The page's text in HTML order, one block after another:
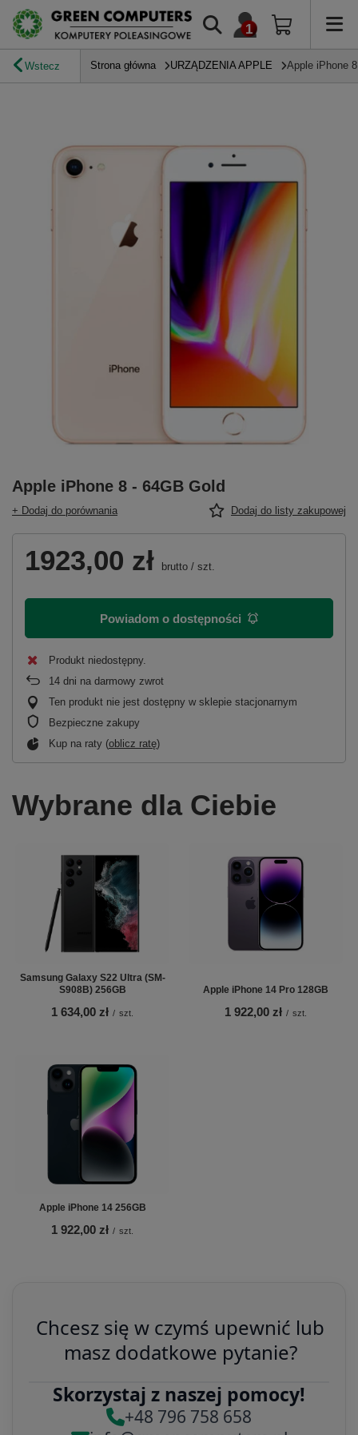
Wstecz Strona główna URZĄDZENIA APPLE Apple iPhone
Apple iPhone 8 - 64GB Gold
+ Dodaj do porównania Dodaj do listy zakupowej
1923,00 zł brutto / szt.
Powiadom o dostępności
Produkt niedostępny
14 dni na darmowy zwrot
Ten produkt nie jest dostępny w sklepie stacjonarnym
Bezpieczne zakupy
Kup na raty (oblicz ratę)
Wybrane dla Ciebie
Samsung Galaxy S22 Ultra (SM-
S908B) 256GB
1 634,00 zł / szt.
Apple iPhone 14 Pro 128GB
1 922,00 zł / szt.
Apple iPhone 14 256GB
1 922,00 zł / szt.
Chcesz się w czymś upewnić lub
masz dodatkowe pytanie?
Skorzystaj z naszej pomocy!
+48 796 758 658